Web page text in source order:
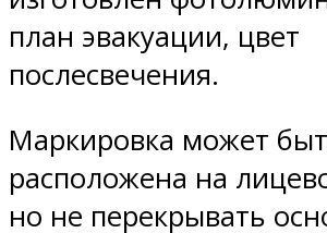
план эвакуации, цвет
послесвечения.
Маркировка может
расположена на
но не перекрывать